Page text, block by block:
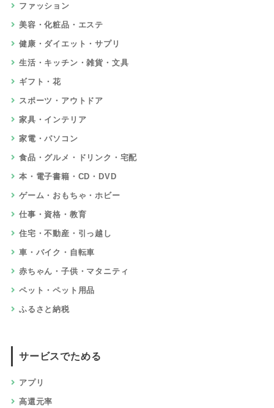
ファッション
美容・化粧品・エステ
健康・ダイエット・サプリ
生活・キッチン・雑貨・文具
ギフト・花
スポーツ・アウトドア
家具・インテリア
家電・パソコン
食品・グルメ・ドリンク・宅配
本・電子書籍・CD・DVD
ゲーム・おもちゃ・ホビー
仕事・資格・教育
住宅・不動産・引っ越し
車・バイク・自転車
赤ちゃん・子供・マタニティ
ペット・ペット用品
ふるさと納税
サービスでためる
アプリ
高還元率